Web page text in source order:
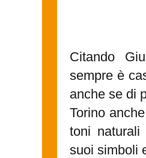
Citando
sempre è
anche se di
Torino
toni
suoi simboli